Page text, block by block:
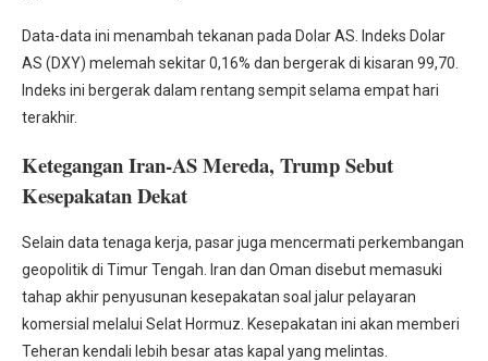
Data-data ini menambah tekanan pada Dolar AS. Indeks Dolar
AS (DXY) melemah sekitar 0,16% dan bergerak di kisaran 99,70.
Indeks ini bergerak dalam rentang sempit selama empat hari
terakhir.
Ketegangan Iran-AS Mereda, Trump Sebut
Kesepakatan Dekat
Selain data tenaga kerja, pasar juga mencermati perkembangan
geopolitik di Timur Tengah. Iran dan Oman disebut memasuki
tahap akhir penyusunan kesepakatan soal jalur pelayaran
komersial melalui Selat Hormuz. Kesepakatan ini akan memberi
Teheran kendali lebih besar atas kapal yang melintas.